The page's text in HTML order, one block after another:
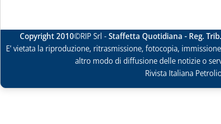
Copyright 2010©RIP Srl -Staffetta Quotidiana - Reg.
E' vietata la riproduzione, ritrasmissione, fotocopia,
altro modo di diffusione delle notizie o
Rivista Italiana